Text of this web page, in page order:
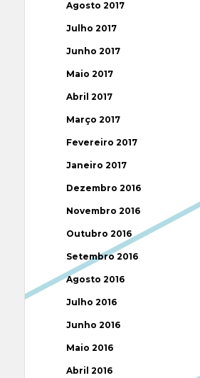
Agosto 2017
Julho 2017
Junho 2017
Maio 2017
Abril 2017
Março 2017
Fevereiro 2017
Janeiro 2017
Dezembro 2016
Novembro 2016
Outubro 2016
Setembro 2016
Agosto 2016
Julho 2016
Junho 2016
Maio 2016
Abril 2016